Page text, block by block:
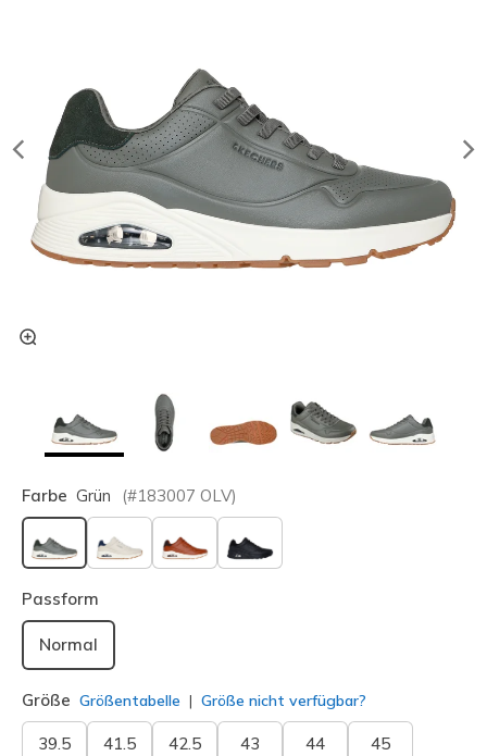
Farbe Grün (#183007 OLV)
ausgewählt
Passform
Normal
Größe Größentabelle Größe nicht verfügbar?
39.5 41.5 42.5 43 44 45